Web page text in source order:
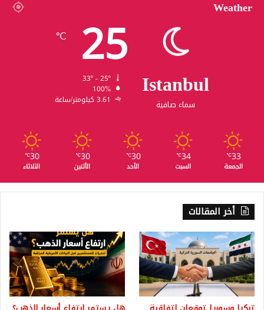
Weather
Istanbul
سماء صافية
25
℃
100%
3.61 كيلومتر/ساعة
33
℃
الجمعة
34
℃
السبت
30
℃
الأحد
30
℃
الأثنين
30
℃
الثلاثاء
أخر المقالات